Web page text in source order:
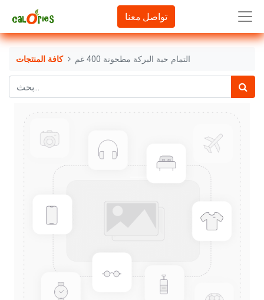
تواصل معنا
كافة المنتجات التمام حبة البركة مطحونة 400 غم